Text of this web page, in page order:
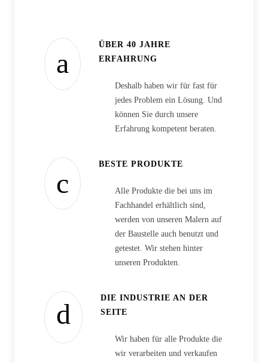
ÜBER 40 JAHRE
ERFAHRUNG
Deshalb haben wir für fast für
jedes Problem ein Lösung. Und
können Sie durch unsere
Erfahrung kompetent beraten.
BESTE PRODUKTE
Alle Produkte die bei uns im
Fachhandel erhältlich sind,
werden von unseren Malern auf
der Baustelle auch benutzt und
getestet. Wir stehen hinter
unseren Produkten.
DIE INDUSTRIE AN DER
SEITE
Wir haben für alle Produkte die
wir verarbeiten und verkaufen